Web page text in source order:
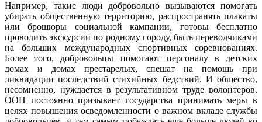
Например, такие люди добровольно вызываются помогать
убирать общественную территорию, распространять плакаты
или брошюры социальной кампании, готовы бесплатно
проводить экскурсии по родному городу, быть переводчиками
на больших международных спортивных соревнованиях.
Более того, добровольцы помогают персоналу в детских
домах и домах престарелых, спешат на помощь при
ликвидации последствий стихийных бедствий. И общество,
несомненно, нуждается в результативном труде волонтеров.
ООН постоянно призывает государства принимать меры в
целях повышения осведомленности о важном вкладе службы